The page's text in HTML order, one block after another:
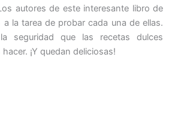
autores de este interesante libro de
la tarea de probar cada una de ellas.
seguridad que las recetas dulces
¡Y quedan deliciosas!